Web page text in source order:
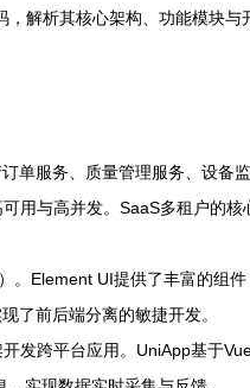
解析其核心架构、功能模块与
单服务、质量管理服务、设备
用与高并发。SaaS多租户的
。Element UI提供了丰富的组
了前后端分离的敏捷开发。
发跨平台应用。UniApp基于